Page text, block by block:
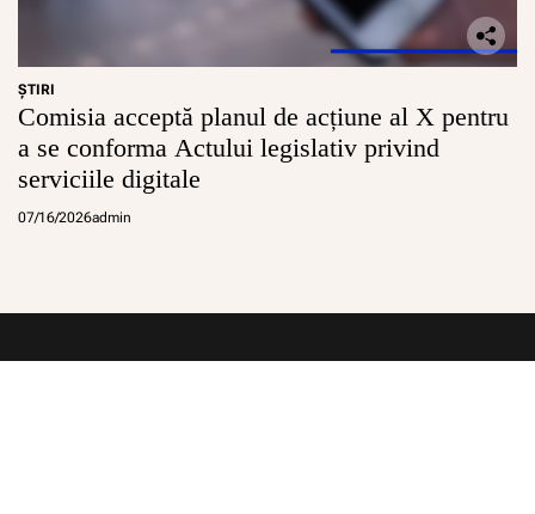
ŞTIRI
Comisia acceptă planul de acțiune al X pentru
a se conforma Actului legislativ privind
serviciile digitale
07/16/2026admin